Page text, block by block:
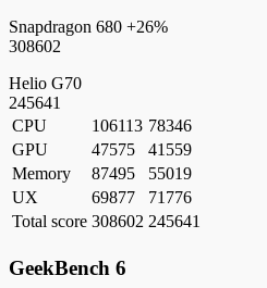
Snapdragon 680 +26%
308602
Helio G70
245641
CPU
106113 78346
GPU
47575
41559
Memory
87495
55019
UX
69877
71776
Total score 308602 245641
GeekBench 6